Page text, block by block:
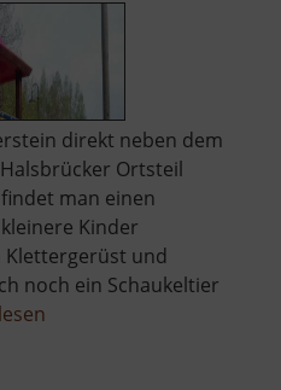
direkt neben dem
Ortsteil
man einen
Kinder
Klettergerüst und
noch ein Schaukeltier